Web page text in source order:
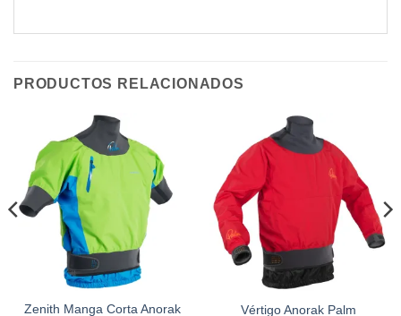
PRODUCTOS RELACIONADOS
Zenith Manga Corta Anorak Vértigo Anorak Palm